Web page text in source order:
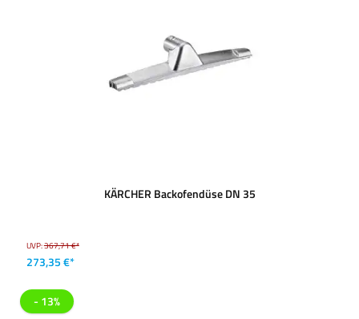
KÄRCHER Backofendüse DN 35
UVP:367,71 €*
273,35 €*
- 13%